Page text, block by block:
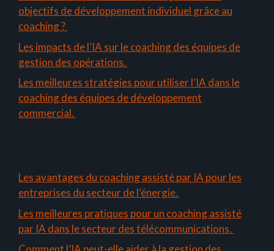
objectifs de développement individuel grâce au
coaching ?
Les impacts de l’IA sur le coaching des équipes de
gestion des opérations.
Les meilleures stratégies pour utiliser l’IA dans le
coaching des équipes de développement
commercial.
Les avantages du coaching assisté par IA pour les
entreprises du secteur de l’énergie.
Les meilleures pratiques pour un coaching assisté
par IA dans le secteur des télécommunications.